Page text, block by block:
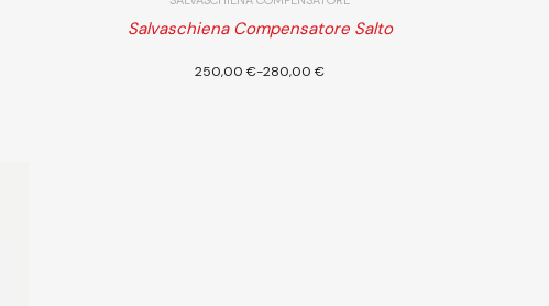
Salvaschiena Compensatore Salto
250,00 €-280,00 €